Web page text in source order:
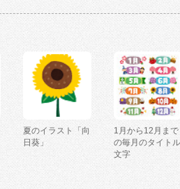
夏のイラスト「向
日葵」
1月から12月まで
の毎月のタイトル
文字